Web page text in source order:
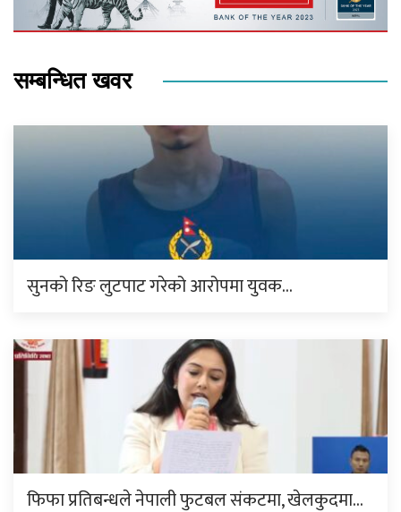
सम्बन्धित खवर
सुनको रिङ लुटपाट गरेको आरोपमा युवक…
फिफा प्रतिबन्धले नेपाली फुटबल संकटमा, खेलकुदमा…